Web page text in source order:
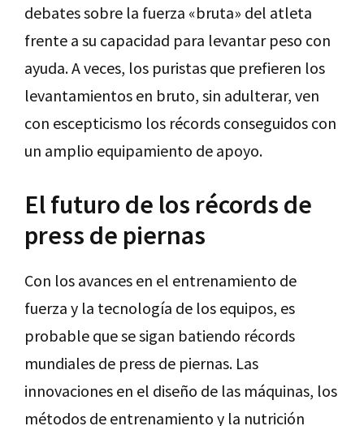
debates sobre la fuerza «bruta» del atleta
frente a su capacidad para levantar peso con
ayuda. A veces, los puristas que prefieren los
levantamientos en bruto, sin adulterar, ven
con escepticismo los récords conseguidos con
un amplio equipamiento de apoyo.
El futuro de los récords de
press de piernas
Con los avances en el entrenamiento de
fuerza y la tecnología de los equipos, es
probable que se sigan batiendo récords
mundiales de press de piernas. Las
innovaciones en el diseño de las máquinas, los
métodos de entrenamiento y la nutrición